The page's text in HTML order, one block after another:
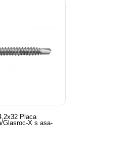
Placa
Glasroc-X s asa-